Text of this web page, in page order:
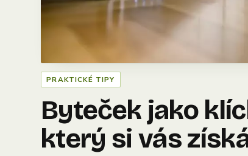
Byteček jako
který si vás
PRAKTICKÉ TIPY